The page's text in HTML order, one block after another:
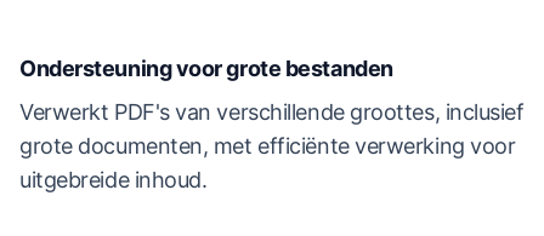
Ondersteuning voor grote bestanden
Verwerkt PDF's van verschillende groottes, inclusief
grote documenten, met efficiënte verwerking voor
uitgebreide inhoud.